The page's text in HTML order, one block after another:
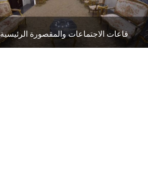
قاعات الاجتماعات والمقصورة الرئيسية